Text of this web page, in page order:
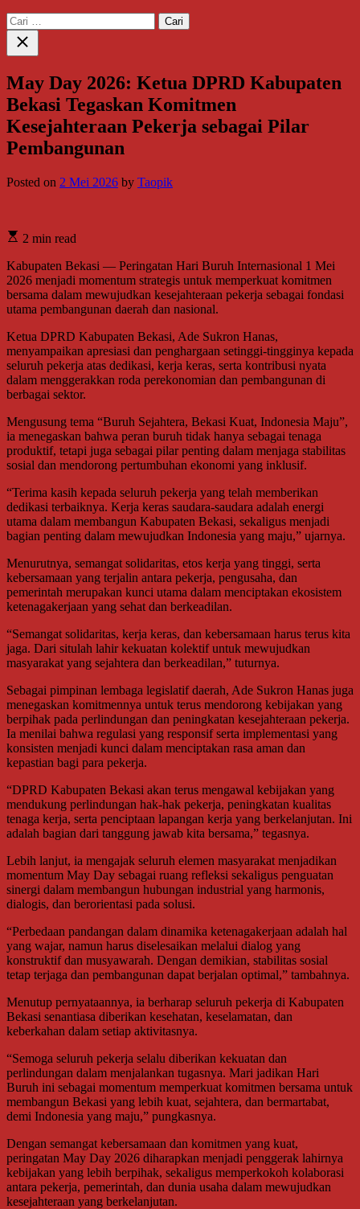
Cari
untuk:
Close
search
May Day 2026: Ketua DPRD Kabupaten
Bekasi Tegaskan Komitmen
Kesejahteraan Pekerja sebagai Pilar
Pembangunan
Posted on 2 Mei 2026 by Taopik
2 min read
Kabupaten Bekasi — Peringatan Hari Buruh Internasional 1 Mei
2026 menjadi momentum strategis untuk memperkuat komitmen
bersama dalam mewujudkan kesejahteraan pekerja sebagai fondasi
utama pembangunan daerah dan nasional.
Ketua DPRD Kabupaten Bekasi, Ade Sukron Hanas,
menyampaikan apresiasi dan penghargaan setinggi-tingginya kepada
seluruh pekerja atas dedikasi, kerja keras, serta kontribusi nyata
dalam menggerakkan roda perekonomian dan pembangunan di
berbagai sektor.
Mengusung tema “Buruh Sejahtera, Bekasi Kuat, Indonesia Maju”,
ia menegaskan bahwa peran buruh tidak hanya sebagai tenaga
produktif, tetapi juga sebagai pilar penting dalam menjaga stabilitas
sosial dan mendorong pertumbuhan ekonomi yang inklusif.
“Terima kasih kepada seluruh pekerja yang telah memberikan
dedikasi terbaiknya. Kerja keras saudara-saudara adalah energi
utama dalam membangun Kabupaten Bekasi, sekaligus menjadi
bagian penting dalam mewujudkan Indonesia yang maju,” ujarnya.
Menurutnya, semangat solidaritas, etos kerja yang tinggi, serta
kebersamaan yang terjalin antara pekerja, pengusaha, dan
pemerintah merupakan kunci utama dalam menciptakan ekosistem
ketenagakerjaan yang sehat dan berkeadilan.
“Semangat solidaritas, kerja keras, dan kebersamaan harus terus kita
jaga. Dari situlah lahir kekuatan kolektif untuk mewujudkan
masyarakat yang sejahtera dan berkeadilan,” tuturnya.
Sebagai pimpinan lembaga legislatif daerah, Ade Sukron Hanas juga
menegaskan komitmennya untuk terus mendorong kebijakan yang
berpihak pada perlindungan dan peningkatan kesejahteraan pekerja.
Ia menilai bahwa regulasi yang responsif serta implementasi yang
konsisten menjadi kunci dalam menciptakan rasa aman dan
kepastian bagi para pekerja.
“DPRD Kabupaten Bekasi akan terus mengawal kebijakan yang
mendukung perlindungan hak-hak pekerja, peningkatan kualitas
tenaga kerja, serta penciptaan lapangan kerja yang berkelanjutan. Ini
adalah bagian dari tanggung jawab kita bersama,” tegasnya.
Lebih lanjut, ia mengajak seluruh elemen masyarakat menjadikan
momentum May Day sebagai ruang refleksi sekaligus penguatan
sinergi dalam membangun hubungan industrial yang harmonis,
dialogis, dan berorientasi pada solusi.
“Perbedaan pandangan dalam dinamika ketenagakerjaan adalah hal
yang wajar, namun harus diselesaikan melalui dialog yang
konstruktif dan musyawarah. Dengan demikian, stabilitas sosial
tetap terjaga dan pembangunan dapat berjalan optimal,” tambahnya.
Menutup pernyataannya, ia berharap seluruh pekerja di Kabupaten
Bekasi senantiasa diberikan kesehatan, keselamatan, dan
keberkahan dalam setiap aktivitasnya.
“Semoga seluruh pekerja selalu diberikan kekuatan dan
perlindungan dalam menjalankan tugasnya. Mari jadikan Hari
Buruh ini sebagai momentum memperkuat komitmen bersama untuk
membangun Bekasi yang lebih kuat, sejahtera, dan bermartabat,
demi Indonesia yang maju,” pungkasnya.
Dengan semangat kebersamaan dan komitmen yang kuat,
peringatan May Day 2026 diharapkan menjadi penggerak lahirnya
kebijakan yang lebih berpihak, sekaligus memperkokoh kolaborasi
antara pekerja, pemerintah, dan dunia usaha dalam mewujudkan
kesejahteraan yang berkelanjutan.